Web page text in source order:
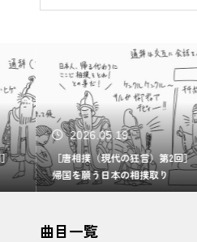
2026.05.19
［唐相撲（現代の狂言）第2回］
帰国を願う日本の相撲取り
曲目一覧